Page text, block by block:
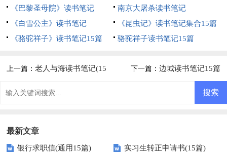
篇)《巴黎圣母院》读书笔记
南京大屠杀读书笔记
《白雪公主》读书笔记
《昆虫记》读书笔记集合15篇
《骆驼祥子》读书笔记15篇
骆驼祥子读书笔记15篇
上一篇：老人与海读书笔记(15 下一篇： 边城读书笔记15篇
最新文章
银行求职信(通用15篇)
实习生转正申请书(15篇)